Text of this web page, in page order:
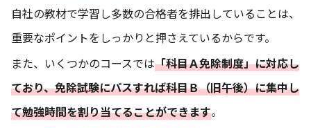
自社の教材で学習し多数の合格者を排出していることは、
重要なポイントをしっかりと押さえているからです。
また、いくつかのコースでは「科目Ａ免除制度」に対応し
ており、免除試験にパスすれば科目Ｂ（旧午後）に集中し
て勉強時間を割り当てることができます。